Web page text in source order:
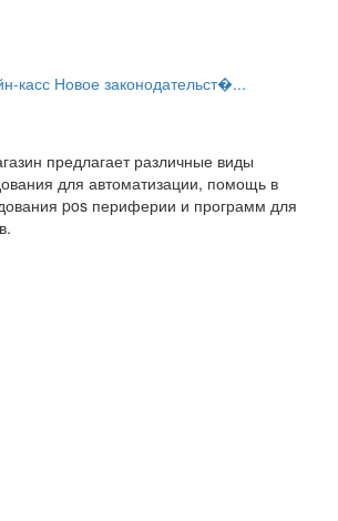
касс Новое законодательст�...
предлагает различные виды
для автоматизации, помощь в
pos периферии и программ для